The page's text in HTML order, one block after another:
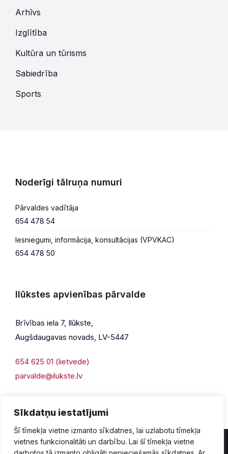
Sīkdatņu iestatījumi
Šī tīmekļa vietne izmanto sīkdatnes, lai uzlabotu tīmekļa
vietnes funkcionalitāti un darbību. Lai šī tīmekļa vietne
Arhīvs
Izglītība
Kultūra un tūrisms
Sabiedrība
Sports
Noderīgi tālruņa numuri
Pārvaldes vadītāja
654 478 54
Iesniegumi, informācija, konsultācijas (VPVKAC)
654 478 50
Ilūkstes apvienības pārvalde
Brīvības iela 7, Ilūkste,
Augšdaugavas novads, LV-5447
654 625 01 (lietvede)
parvalde@ilukste.lv